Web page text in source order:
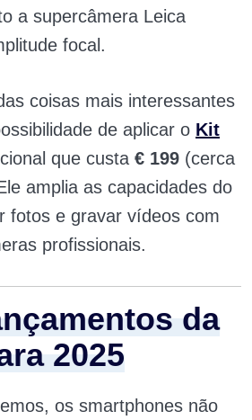
a supercâmera Leica
focal.
coisas mais interessantes
de aplicar o Kit
que custa € 199 (cerca
amplia as capacidades do
fotos e gravar vídeos com
profissionais.
da
2025
os smartphones não